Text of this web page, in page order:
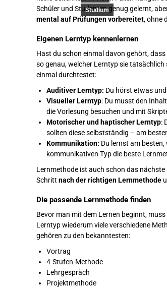
Studium
Schüler und Studenten genug gelernt,
mental auf Prüfungen vorbereitet, ohne
Eigenen Lerntyp kennenlernen
Hast du schon einmal davon gehört, dass
so genau, welcher Lerntyp sie
einmal durchtestet:
Auditiver Lerntyp: Du hörst etwas
Visueller Lerntyp: Du musst den
die Vorlesung besuchen und mit
Motorischer und haptischer Lerntyp:
sollten diese selbstständig – am
Kommunikation: Du lernst am
kommunikativen Typ die beste
Lernmethode ist auch schon das
Schritt nach der richtigen Lernmethode
Die passende Lernmethode finden
Bevor man mit dem Lernen beginnt,
Lerntyp wiederum viele verschiedene
gehören zu den bekanntesten:
Vortrag
4-Stufen-Methode
Lehrgespräch
Projektmethode